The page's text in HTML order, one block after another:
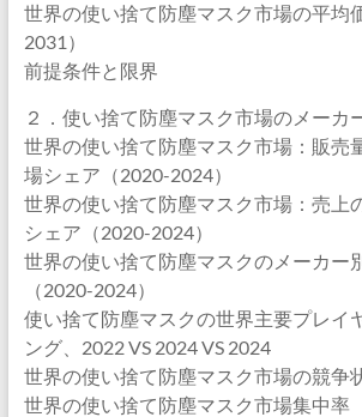
世界の使い捨て防塵マスク市場の平均
2031）
前提条件と限界
２．使い捨て防塵マスク市場のメーカ
世界の使い捨て防塵マスク市場：販売
場シェア（2020-2024）
世界の使い捨て防塵マスク市場：売上
シェア（2020-2024）
世界の使い捨て防塵マスクのメーカー
（2020-2024）
使い捨て防塵マスクの世界主要プレイ
ング、2022 VS 2024 VS 2024
世界の使い捨て防塵マスク市場の競争
世界の使い捨て防塵マスク市場集中率